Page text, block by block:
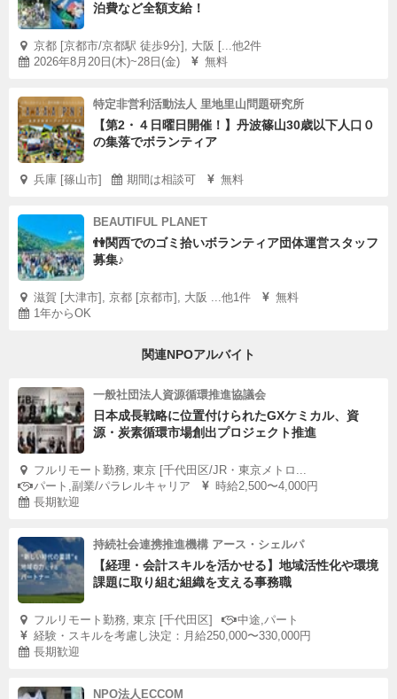
泊費など全額支給！
京都 [京都市/京都駅 徒歩9分], 大阪 [...他2件
2026年8月20日(木)~28日(金)
無料
特定非営利活動法人 里地里山問題研究所
【第2・４日曜日開催！】丹波篠山30歳以下人口０
の集落でボランティア
兵庫 [篠山市] 期間は相談可 無料
BEAUTIFUL PLANET
👫関西でのゴミ拾いボランティア団体運営スタッフ
募集♪
滋賀 [大津市], 京都 [京都市], 大阪 ...他1件
無料
1年からOK
関連NPOアルバイト
一般社団法人資源循環推進協議会
日本成長戦略に位置付けられたGXケミカル、資
源・炭素循環市場創出プロジェクト推進
フルリモート勤務, 東京 [千代田区/JR・東京メトロ...
パート,副業/パラレルキャリア
時給2,500〜4,000円
長期歓迎
持続社会連携推進機構 アース・シェルパ
【経理・会計スキルを活かせる】地域活性化や環境
課題に取り組む組織を支える事務職
フルリモート勤務, 東京 [千代田区]
中途,パート
経験・スキルを考慮し決定：月給250,000〜330,000円
長期歓迎
NPO法人ECCOM